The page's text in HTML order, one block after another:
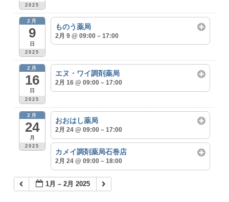
2025
2月
9
日
2025
ものう薬局
2月 9 @ 09:00 – 17:00
2月
16
日
2025
エヌ・ワイ調剤薬局
2月 16 @ 09:00 – 17:00
2月
24
月
2025
おおはし薬局
2月 24 @ 09:00 – 17:00
カメイ調剤薬局石巻店
2月 24 @ 09:00 – 18:00
1月 – 2月 2025